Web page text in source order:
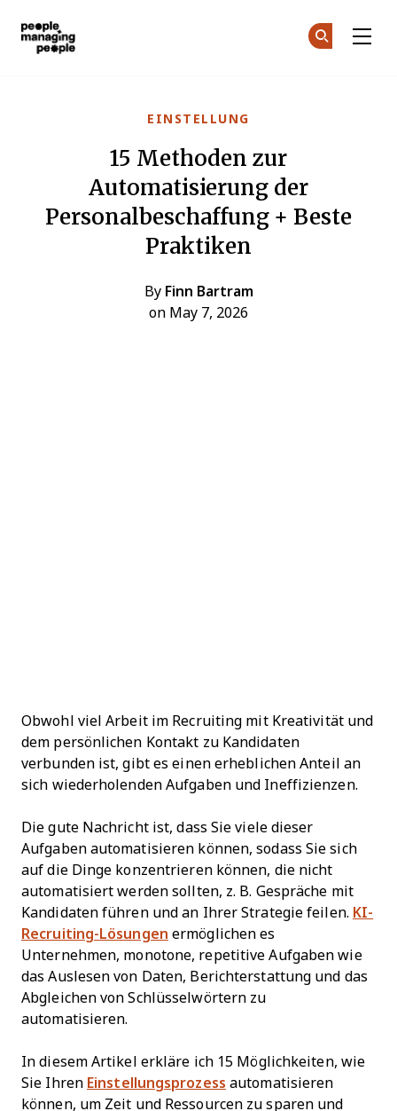
EINSTELLUNG
15 Methoden zur
Automatisierung der
Personalbeschaffung + Beste
Praktiken
By Finn Bartram
on May 7, 2026
Obwohl viel Arbeit im Recruiting mit Kreativität und
dem persönlichen Kontakt zu Kandidaten
verbunden ist, gibt es einen erheblichen Anteil an
sich wiederholenden Aufgaben und Ineffizienzen.
Die gute Nachricht ist, dass Sie viele dieser
Aufgaben automatisieren können, sodass Sie sich
auf die Dinge konzentrieren können, die nicht
automatisiert werden sollten, z. B. Gespräche mit
Kandidaten führen und an Ihrer Strategie feilen. KI-
Recruiting-Lösungen ermöglichen es
Unternehmen, monotone, repetitive Aufgaben wie
das Auslesen von Daten, Berichterstattung und das
Abgleichen von Schlüsselwörtern zu
automatisieren.
In diesem Artikel erkläre ich 15 Möglichkeiten, wie
Sie Ihren Einstellungsprozess automatisieren
können, um Zeit und Ressourcen zu sparen und